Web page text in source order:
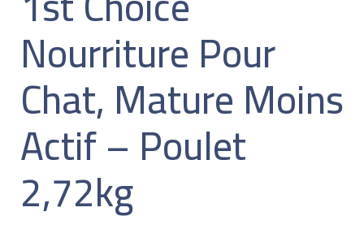
Nourriture Pour
Chat, Mature Moins
Actif – Poulet
2,72kg